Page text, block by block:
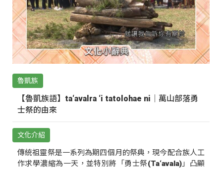
魯凱族
【魯凱族語】ta‘avalra ‘i tatolohae ni｜萬山部落勇
士祭的由來
文化介紹
傳統祖靈祭是一系列為期四個月的祭典，現今配合族人工
作求學濃縮為一天，並特別將「勇士祭(Ta‘avala)」凸顯